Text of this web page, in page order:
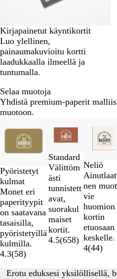
Kirjapainetut käyntikortit
Luo ylellinen,
painaumakuvioitu kortti
laadukkaalla ilmeellä ja
tuntumalla.
Selaa muotoja
Yhdistä premium-paperit
muotoon.
Pyöristetyt
kulmat
Monet eri
paperityypit
on saatavana
tasaisilla,
pyöristetyillä
kulmilla.
4.3(58)
Standard
Välittöm
ästi
tunnistett
avat,
suorakul
maiset
kortit.
4.5(658)
Neliö
nen
vie
huomion
kortin
etuosaan
keskelle.
4(44)
5
Erotu eduksesi yksilöllisellä,